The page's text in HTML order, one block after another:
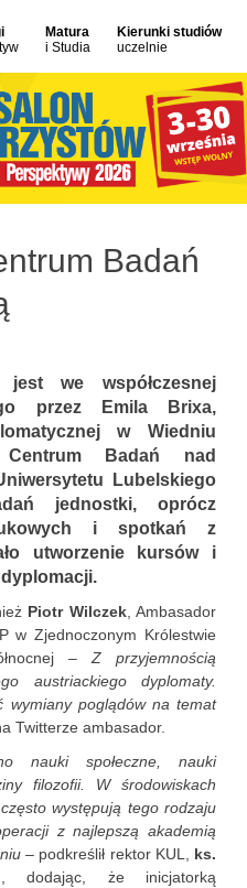
Matura
i Studia
Kierunki studiów
uczelnie
Badań
we współczesnej
przez Emila Brixa,
w Wiedniu
Centrum Badań nad
Lubelskiego
jednostki, oprócz
i spotkań z
utworzenie kursów i
Piotr Wilczek, Ambasador
w Zjednoczonym Królestwie
– Z przyjemnością
austriackiego dyplomaty.
wymiany poglądów na temat
Twitterze ambasador.
nauki społeczne, nauki
filozofii. W środowiskach
występują tego rodzaju
z najlepszą akademią
– podkreślił rektor KUL, ks.
, dodając, że inicjatorką